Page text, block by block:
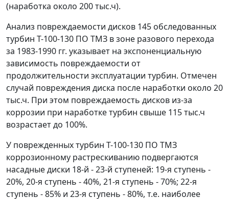
(наработка около 200 тыс.ч).
Анализ повреждаемости дисков 145 обследованных
турбин Т-100-130 ПО ТМЗ в зоне разового перехода
за 1983-1990 гг. указывает на экспоненциальную
зависимость повреждаемости от
продолжительности эксплуатации турбин. Отмечен
случай повреждения диска после наработки около 20
тыс.ч. При этом повреждаемость дисков из-за
коррозии при наработке турбин свыше 115 тыс.ч
возрастает до 100%.
У поврежденных турбин Т-100-130 ПО ТМЗ
коррозионному растрескиванию подвергаются
насадные диски 18-й - 23-й ступеней: 19-я ступень -
20%, 20-я ступень - 40%, 21-я ступень - 70%; 22-я
ступень - 85% и 23-я ступень - 80%, т.е. наиболее